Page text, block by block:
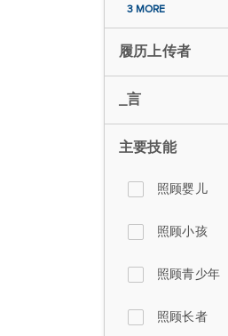
3 MORE
履历上传者
_言
主要技能
照顾婴儿
照顾小孩
照顾青少年
照顾长者